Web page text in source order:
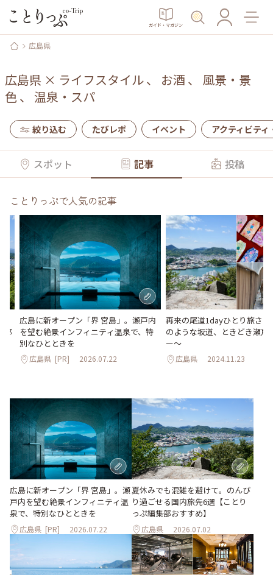
ガイド・マガジン
広島県
広島県 × ライフスタイル、 お酒 、 風景・景
色、 温泉・スパ
絞り込む たびレポ イベント アクティビティ
スポット 記事 投稿
ことりっぷで人気の記事
部
広島に新オープン「界 宮島」。瀬戸内
を望む絶景インフィニティ温泉で、特
別なひとときを
広島県 [PR] 2026.07.22
再来の尾道1dayひとり旅さん
のような坂道、ときどき瀬戸
ー～
広島県 2024.11.23
広島に新オープン「界 宮島」。瀬
戸内を望む絶景インフィニティ温
泉で、特別なひとときを
広島県 [PR] 2026.07.22
夏休みでも混雑を避けて。のんび
り過ごせる国内旅先6選【ことり
っぷ編集部おすすめ】
広島県 2026.07.02